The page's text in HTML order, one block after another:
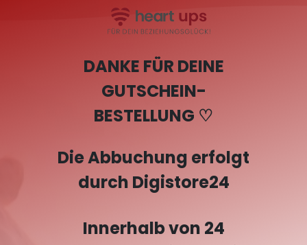
DANKE FÜR DEINE
GUTSCHEIN-
BESTELLUNG ♡
Die Abbuchung erfolgt
durch Digistore24
Innerhalb von 24